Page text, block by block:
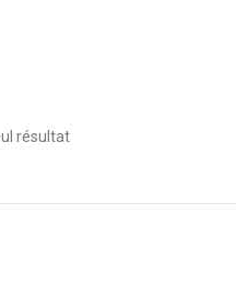
résultat